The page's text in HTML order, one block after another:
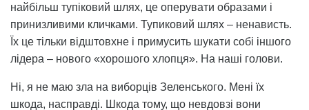
найбільш тупіковий шлях, це оперувати образами і
принизливими кличками. Тупиковий шлях – ненависть.
Їх це тільки відштовхне і примусить шукати собі іншого
лідера – нового «хорошого хлопця». На наші голови.
Ні, я не маю зла на виборців Зеленського. Мені їх
шкода, насправді. Шкода тому, що невдовзі вони